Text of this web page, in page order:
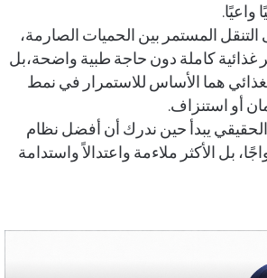
واعيًا.
المستمر بين الحميات الصارمة،
كاملة دون حاجة طبية واضحة،بل
هما الأساس للاستمرار في نمط
أو استنزاف.
يبدأ حين ندرك أن أفضل نظام
بل الأكثر ملاءمة واعتدالاً واستدامة